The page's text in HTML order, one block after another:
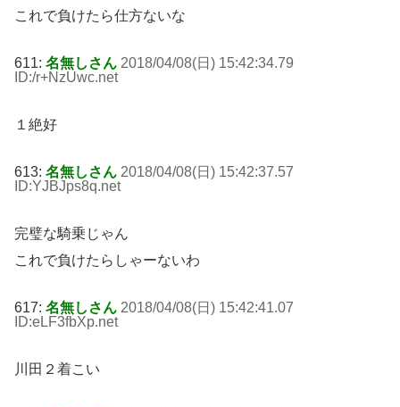
これで負けたら仕方ないな
611: 名無しさん 2018/04/08(日) 15:42:34.79
ID:/r+NzUwc.net
１絶好
613: 名無しさん 2018/04/08(日) 15:42:37.57
ID:YJBJps8q.net
完璧な騎乗じゃん
これで負けたらしゃーないわ
617: 名無しさん 2018/04/08(日) 15:42:41.07
ID:eLF3fbXp.net
川田２着こい